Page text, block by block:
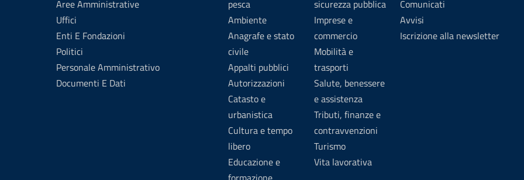
Aree Amministrative
Uffici
Enti E Fondazioni
Politici
Personale Amministrativo
Documenti E Dati
pesca
Ambiente
Anagrafe e stato
civile
Appalti pubblici
Autorizzazioni
Catasto e
urbanistica
Cultura e tempo
libero
Educazione e
sicurezza pubblica
Imprese e
commercio
Mobilità e
trasporti
Salute, benessere
e assistenza
Tributi, finanze e
contravvenzioni
Turismo
Vita lavorativa
Comunicati
Avvisi
Iscrizione alla newsletter